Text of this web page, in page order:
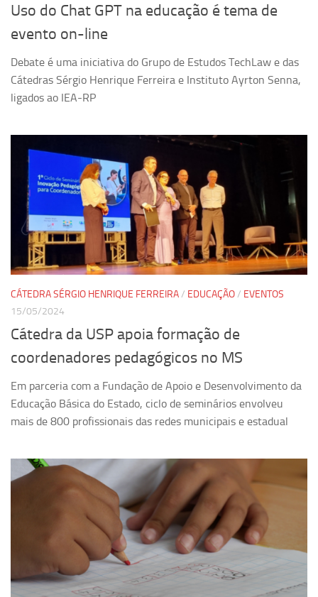
Uso do Chat GPT na educação é tema de
evento on-line
Debate é uma iniciativa do Grupo de Estudos TechLaw e das
Cátedras Sérgio Henrique Ferreira e Instituto Ayrton Senna,
ligados ao IEA-RP
CÁTEDRA SÉRGIO HENRIQUE FERREIRA/ EDUCAÇÃO/ EVENTOS
15/05/2024
Cátedra da USP apoia formação de
coordenadores pedagógicos no MS
Em parceria com a Fundação de Apoio e Desenvolvimento da
Educação Básica do Estado, ciclo de seminários envolveu
mais de 800 profissionais das redes municipais e estadual